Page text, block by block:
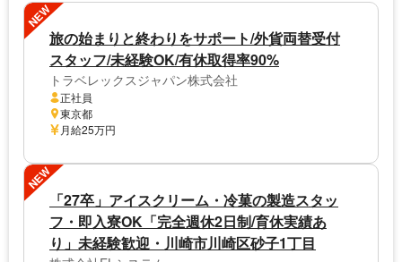
NEW
旅の始まりと終わりをサポート/外貨両替受付
スタッフ/未経験OK/有休取得率90%
トラベレックスジャパン株式会社
正社員
東京都
月給25万円
NEW
「27卒」アイスクリーム・冷菓の製造スタッ
フ・即入寮OK「完全週休2日制/育休実績あ
り」未経験歓迎・川崎市川崎区砂子1丁目